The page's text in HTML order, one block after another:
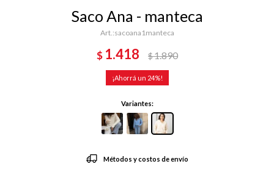
Saco Ana - manteca
sacoana1manteca
$ 1.418 $1.890
24
Variantes:
Métodos y costos de envío